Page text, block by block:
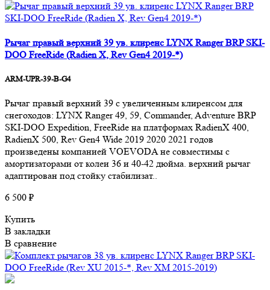
Рычаг правый верхний 39 ув. клиренс LYNX Ranger BRP SKI-
DOO FreeRide (Radien X, Rev Gen4 2019-*)
ARM-UPR-39-B-G4
Рычаг правый верхний 39 с увеличенным клиренсом для
снегоходов: LYNX Ranger 49, 59, Commander, Adventure BRP
SKI-DOO Expedition, FreeRide на платформах RadienX 400,
RadienX 500, Rev Gen4 Wide 2019 2020 2021 годов
произведены компанией VOEVODA не совместимы с
амортизаторами от колеи 36 и 40-42 дюйма. верхний рычаг
адаптирован под стойку стабилизат..
6 500 ₽
Купить
В закладки
В сравнение